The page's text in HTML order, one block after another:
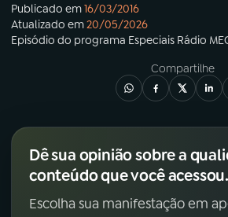
Publicado em16/03/2016
Atualizado em20/05/2026
Episódio do programa Especiais Rádio
Compartilhe
Dê sua opinião sobre a
conteúdo que você acessou.
Escolha sua manifestação em